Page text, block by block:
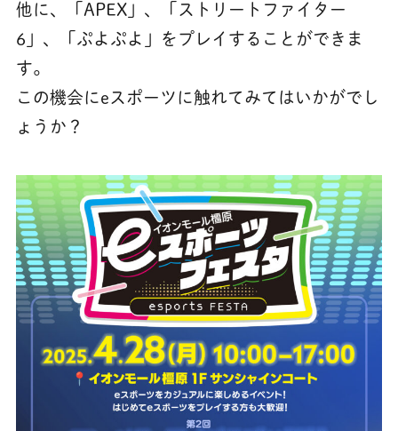
他に、「APEX」、「ストリートファイター
6」、「ぷよぷよ」をプレイすることができま
す。
この機会にeスポーツに触れてみてはいかがでし
ょうか？